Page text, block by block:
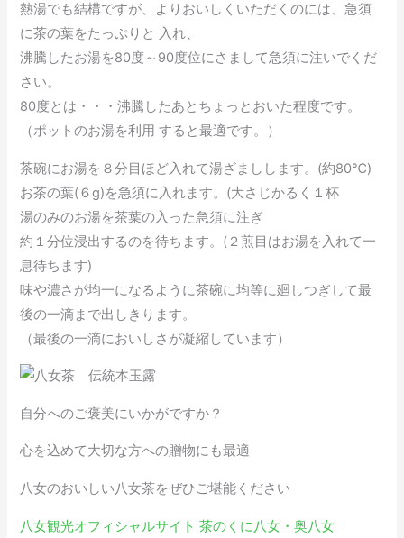
熱湯でも結構ですが、よりおいしくいただくのには、急須
に茶の葉をたっぷりと 入れ、
沸騰したお湯を80度～90度位にさまして急須に注いでくだ
さい。
80度とは・・・沸騰したあとちょっとおいた程度です。
（ポットのお湯を利用 すると最適です。）
茶碗にお湯を８分目ほど入れて湯ざましします。(約80℃)
お茶の葉(６g)を急須に入れます。(大さじかるく１杯
湯のみのお湯を茶葉の入った急須に注ぎ
約１分位浸出するのを待ちます。(２煎目はお湯を入れて一
息待ちます)
味や濃さが均一になるように茶碗に均等に廻しつぎして最
後の一滴まで出しきります。
（最後の一滴においしさが凝縮しています）
自分へのご褒美にいかがですか？
心を込めて大切な方への贈物にも最適
八女のおいしい八女茶をぜひご堪能ください
八女観光オフィシャルサイト 茶のくに八女・奥八女